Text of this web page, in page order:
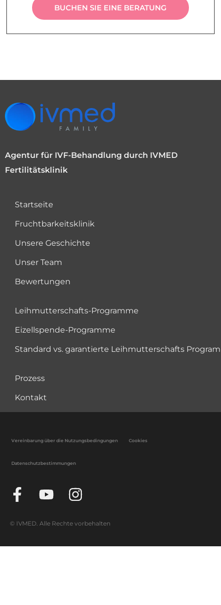
BUCHEN SIE EINE BERATUNG
Agentur für IVF-Behandlung durch IVMED
Fertilitätsklinik
Startseite
Fruchtbarkeitsklinik
Unsere Geschichte
Unser Team
Bewertungen
Leihmutterschafts-Programme
Eizellspende-Programme
Standard vs. garantierte Leihmutterschafts
Prozess
Kontakt
Vereinbarung über die Nutzungsbedingungen Cookies
Datenschutzbestimmungen
© IVMED. Alle Rechte vorbehalten